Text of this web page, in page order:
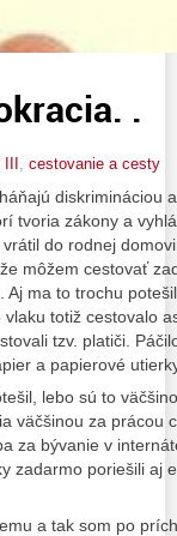
.
III cestovanie a cesty
diskrimináciou
tvoria zákony a
do rodnej
môžem cestovať
ma to trochu
totiž cestovalo
tzv. platiči.
a papierové
lebo sú to
väčšinou za prácou
za bývanie v
zadarmo poriešili aj
a tak som po